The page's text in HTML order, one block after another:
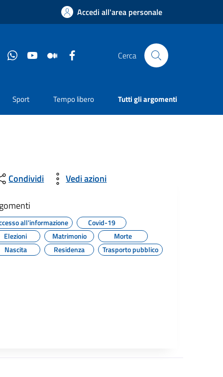
Accedi all'area personale
WhatsappYouTube Medium Cerca
Sport Tempo libero Tutti gli argomenti
Condividi
Vedi azioni
all'informazione
Covid-19
Elezioni
Matrimonio
Morte
Nascita
Residenza Trasporto pubblico